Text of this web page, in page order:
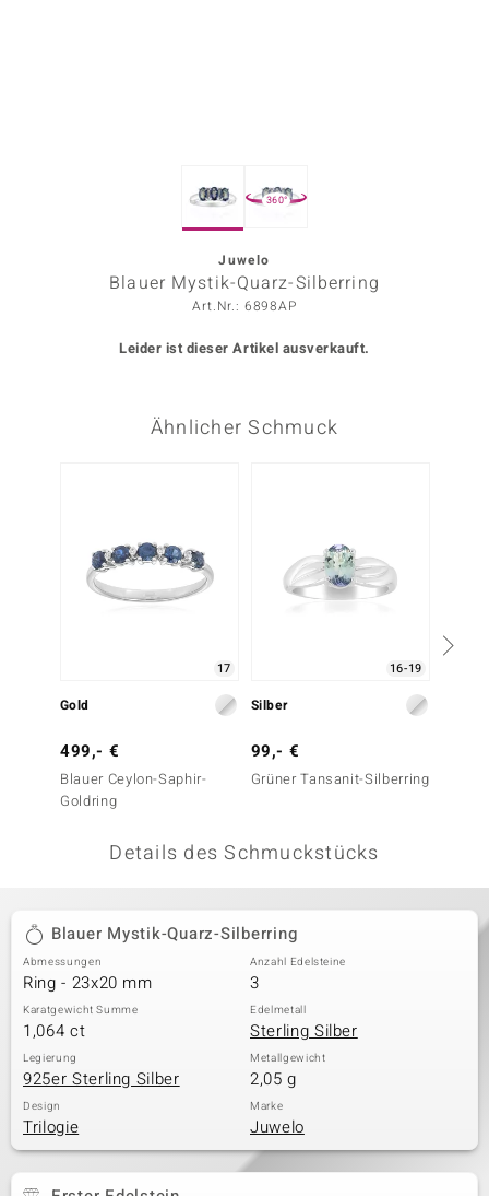
BY DE MELO
Classics
360°
Juwelo
Blauer Mystik-Quarz-Silberring
Art.Nr.: 6898AP
Leider ist dieser Artikel ausverkauft.
Ähnlicher Schmuck
17
Gold
499,- €
Blauer Ceylon-Saphir-
Goldring
16-19
Silber
99,- €
Grüner Tansanit-Silberring
Details des Schmuckstücks
Blauer Mystik-Quarz-Silberring
Abmessungen
Ring - 23x20 mm
Anzahl Edelsteine
3
Karatgewicht Summe
1,064 ct
Edelmetall
Sterling Silber
Legierung
925er Sterling Silber
Metallgewicht
2,05 g
Design
Trilogie
Marke
Juwelo